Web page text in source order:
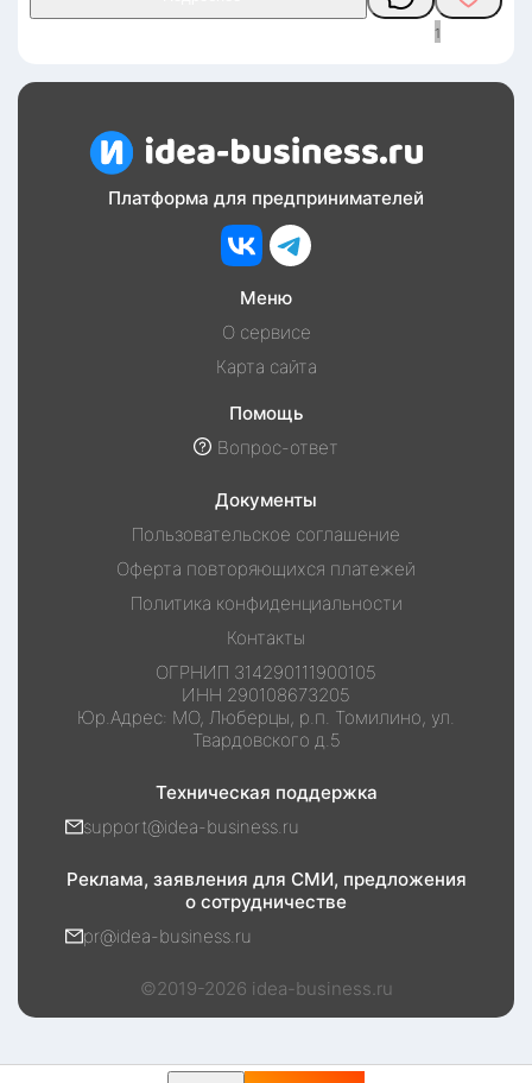
1
Платформа для предпринимателей
Меню
О сервисе
Карта сайта
Помощь
Вопрос-ответ
Документы
Пользовательское соглашение
Оферта повторяющихся платежей
Политика конфиденциальности
Контакты
ОГРНИП 314290111900105
ИНН 290108673205
Юр.Адрес: МО, Люберцы, р.п. Томилино, ул.
Твардовского д.5
Техническая поддержка
support@idea-business.ru
Реклама, заявления для СМИ, предложения
о сотрудничестве
pr@idea-business.ru
©2019-2026 idea-business.ru